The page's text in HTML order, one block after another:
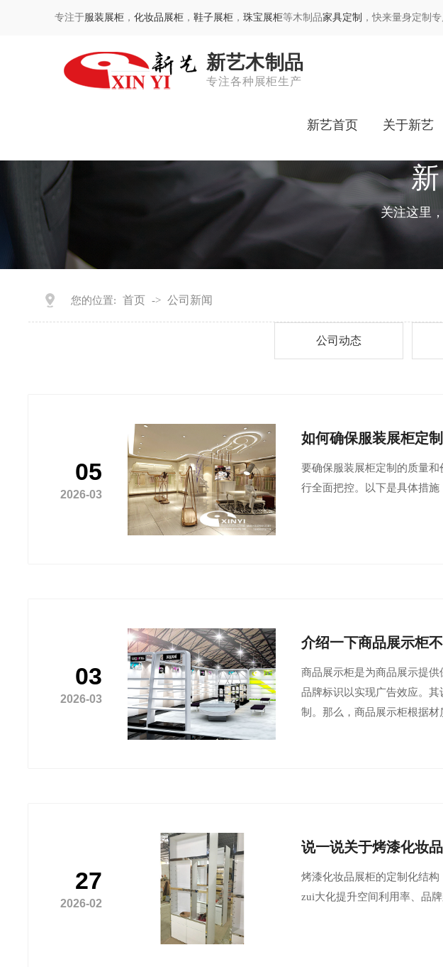
专注于服装展柜 ，化妆品展柜 ，鞋子展柜 ，珠宝展柜等木制品家具定制 ，快来量身定制
新艺木制品
专注各种展柜生产
新艺首页 关于新艺
关注这里
您的位置: 首页 -> 公司新闻
公司动态
05
2026-03
如何确保服装展柜定
要确保服装展柜定制的质量
行全面把控。以下是具体措施
03
2026-03
介绍一下商品展示柜
商品展示柜是为商品展示提
品牌标识以实现广告效应。
制。那么，商品展示柜根据
27
2026-02
说一说关于烤漆化妆
烤漆化妆品展柜的定制化结
zui大化提升空间利用率、品